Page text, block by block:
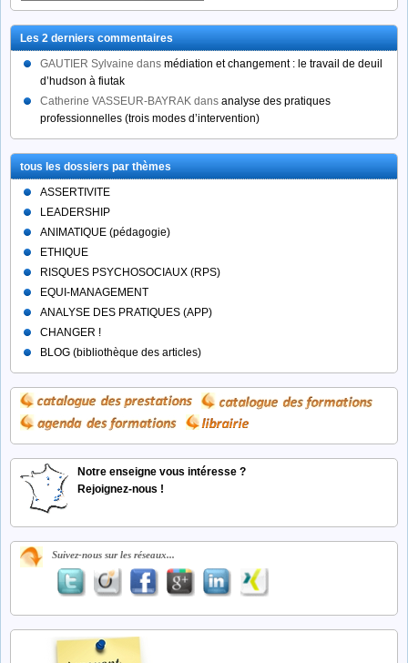
les
articles
par
catégorie
Les 2 derniers commentaires
GAUTIER Sylvaine dans médiation et changement : le travail de deuil
d’hudson à fiutak
Catherine VASSEUR-BAYRAK dans analyse des pratiques
professionnelles (trois modes d’intervention)
tous les dossiers par thèmes
ASSERTIVITE
LEADERSHIP
ANIMATIQUE (pédagogie)
ETHIQUE
RISQUES PSYCHOSOCIAUX (RPS)
EQUI-MANAGEMENT
ANALYSE DES PRATIQUES (APP)
CHANGER !
BLOG (bibliothèque des articles)
Notre enseigne vous intéresse ?
Rejoignez-nous !
Suivez-nous sur les réseaux...